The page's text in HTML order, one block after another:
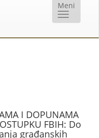
I DOPUNAMA
FBIH: Do
građanskih